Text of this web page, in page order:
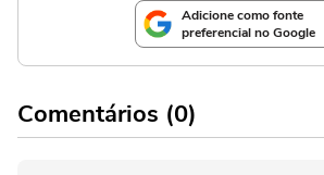
Adicione como fonte
preferencial no Google
Comentários (0)